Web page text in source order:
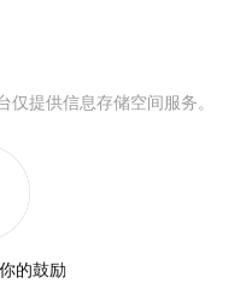
提供信息存储空间服务。
的鼓励